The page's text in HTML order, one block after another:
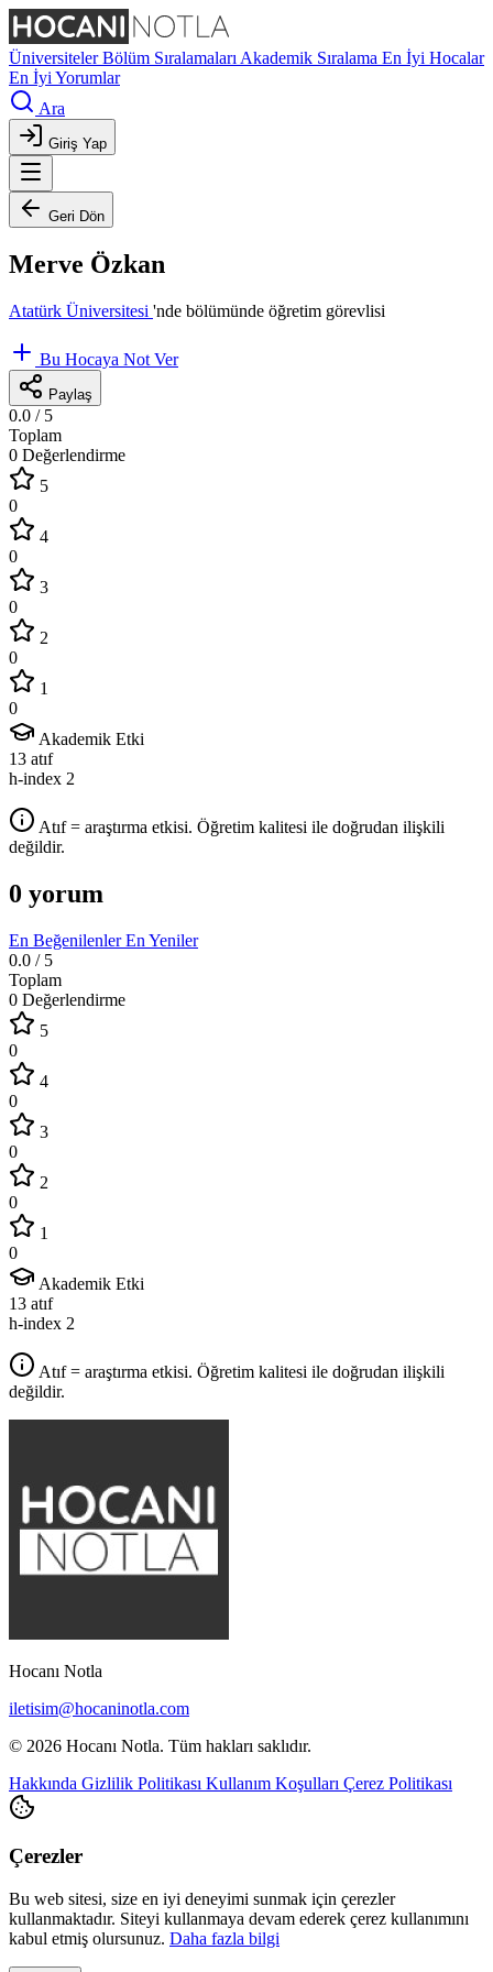
ÜniversitelerBölüm Sıralamaları Akademik Sıralama En İyi Hocalar
En İyi Yorumlar
Ara
Giriş Yap
Geri Dön
Merve Özkan
Atatürk Üniversitesi 'nde bölümünde öğretim görevlisi
Bu Hocaya Not Ver
Paylaş
0.0 / 5
Toplam
0 Değerlendirme
5
0
4
0
3
0
2
0
1
0
Akademik Etki
13 atıf
h-index 2
Atıf = araştırma etkisi. Öğretim kalitesi ile doğrudan ilişkili
değildir.
0 yorum
En BeğenilenlerEn Yeniler
0.0 / 5
Toplam
0 Değerlendirme
5
0
4
0
3
0
2
0
1
0
Akademik Etki
13 atıf
h-index 2
Atıf = araştırma etkisi. Öğretim kalitesi ile doğrudan ilişkili
değildir.
Hocanı Notla
iletisim@hocaninotla.com
© 2026 Hocanı Notla. Tüm hakları saklıdır.
Hakkında Gizlilik Politikası Kullanım Koşulları Çerez Politikası
Çerezler
Bu web sitesi, size en iyi deneyimi sunmak için çerezler
kullanmaktadır. Siteyi kullanmaya devam ederek çerez kullanımını
kabul etmiş olursunuz. Daha fazla bilgi